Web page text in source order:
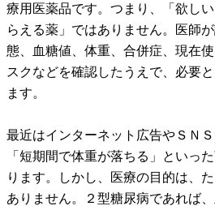
療用医薬品です。つまり、「欲し
らえる薬」ではありません。医師
態、血糖値、体重、合併症、現在
スクなどを確認したうえで、必要
ます。
最近はインターネット広告やＳＮ
「短期間で体重が落ちる」といっ
ります。しかし、医療の目的は、
ありません。２型糖尿病であれば